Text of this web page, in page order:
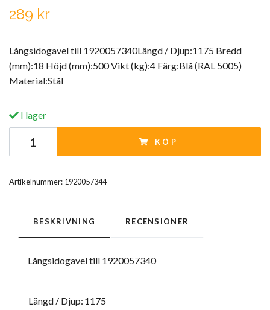
289 kr
Långsidogavel till 1920057340Längd / Djup:1175 Bredd
(mm):18 Höjd (mm):500 Vikt (kg):4 Färg:Blå (RAL 5005)
Material:Stål
I lager
KÖP
Artikelnummer: 1920057344
BESKRIVNING RECENSIONER
Långsidogavel till 1920057340
Längd / Djup: 1175